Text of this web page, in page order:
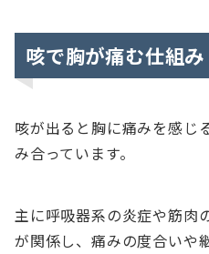
咳で胸が痛む仕組み
咳が出ると胸に痛みを感じ
み合っています。
主に呼吸器系の炎症や筋肉
が関係し、痛みの度合いや